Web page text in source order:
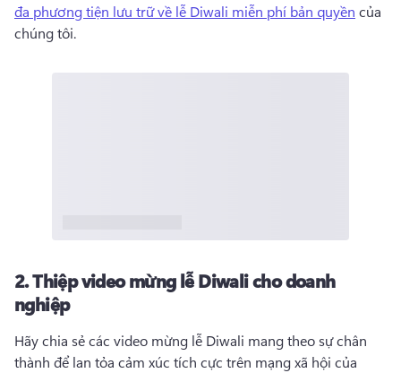
đa phương tiện lưu trữ về lễ Diwali miễn phí bản quyền của
chúng tôi.
2.Thiệp video mừng lễ Diwali cho doanh
nghiệp
Hãy chia sẻ các video mừng lễ Diwali mang theo sự chân
thành để lan tỏa cảm xúc tích cực trên mạng xã hội của